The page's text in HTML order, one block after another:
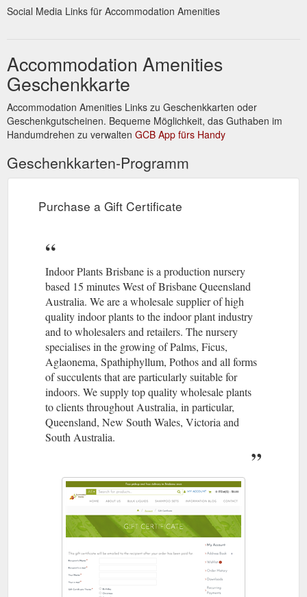
Social Media Links für Accommodation Amenities
Accommodation Amenities
Geschenkkarte
Accommodation Amenities Links zu Geschenkkarten oder
Geschenkgutscheinen. Bequeme Möglichkeit, das Guthaben im
Handumdrehen zu verwalten GCB App fürs Handy
Geschenkkarten-Programm
Purchase a Gift Certificate
Indoor Plants Brisbane is a production nursery
based 15 minutes West of Brisbane Queensland
Australia. We are a wholesale supplier of high
quality indoor plants to the indoor plant industry
and to wholesalers and retailers. The nursery
specialises in the growing of Palms, Ficus,
Aglaonema, Spathiphyllum, Pothos and all forms
of succulents that are particularly suitable for
indoors. We supply top quality wholesale plants
to clients throughout Australia, in particular,
Queensland, New South Wales, Victoria and
South Australia.